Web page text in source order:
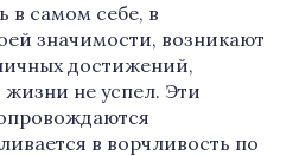
в самом себе, в
значимости, возникают
достижений,
жизни не успел. Эти
в ворчливость по